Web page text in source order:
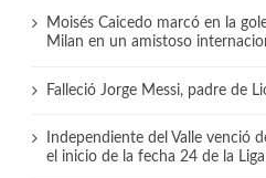
Moisés Caicedo marcó en la
Milan en un amistoso
Falleció Jorge Messi, padre de
Independiente del Valle venció
el inicio de la fecha 24 de la